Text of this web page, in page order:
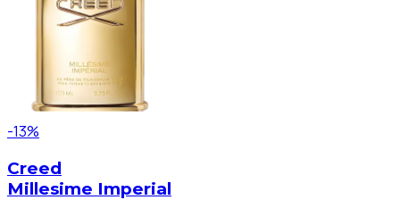
-13%
Creed
Millesime Imperial